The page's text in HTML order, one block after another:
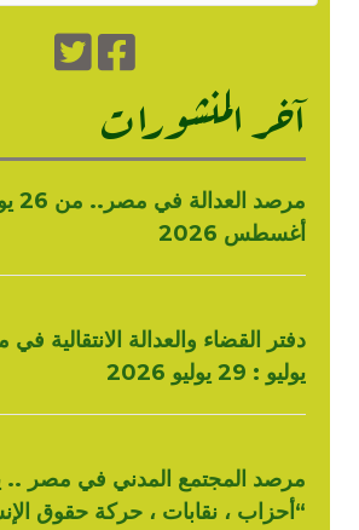
آخر المنشورات
أغسطس 2026
يوليو : 29 يوليو 2026
“أحزاب ، نقابات ، حركة حقوق